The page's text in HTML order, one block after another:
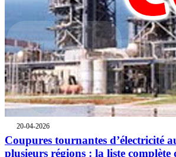
20-04-2026
Coupures tournantes d’électricité
plusieurs régions : la liste complète